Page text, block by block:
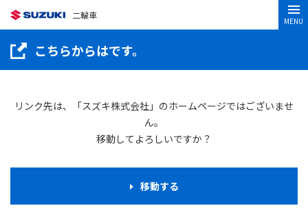
二輪車
MENU
こちらからはです。
リンク先は、「スズキ株式会社」のホームページではございませ
ん。
移動してよろしいですか？
移動する